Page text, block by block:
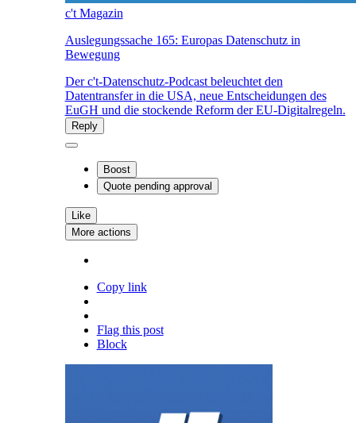
c't Magazin
Auslegungssache 165: Europas Datenschutz in
Bewegung
Der c't-Datenschutz-Podcast beleuchtet den
Datentransfer in die USA, neue Entscheidungen des
EuGH und die stockende Reform der EU-Digitalregeln.
Reply
Boost
Quote pending approval
Like
More actions
Copy link
Flag this post
Block